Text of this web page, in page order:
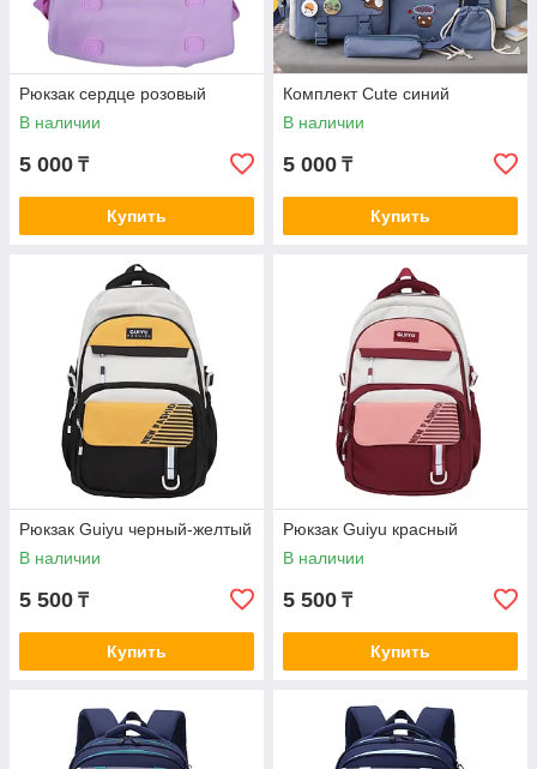
Рюкзак сердце розовый
В наличии
5 000 ₸
Купить
Комплект Cute синий
В наличии
5 000 ₸
Купить
Рюкзак Guiyu черный-желтый
В наличии
5 500 ₸
Купить
Рюкзак Guiyu красный
В наличии
5 500 ₸
Купить